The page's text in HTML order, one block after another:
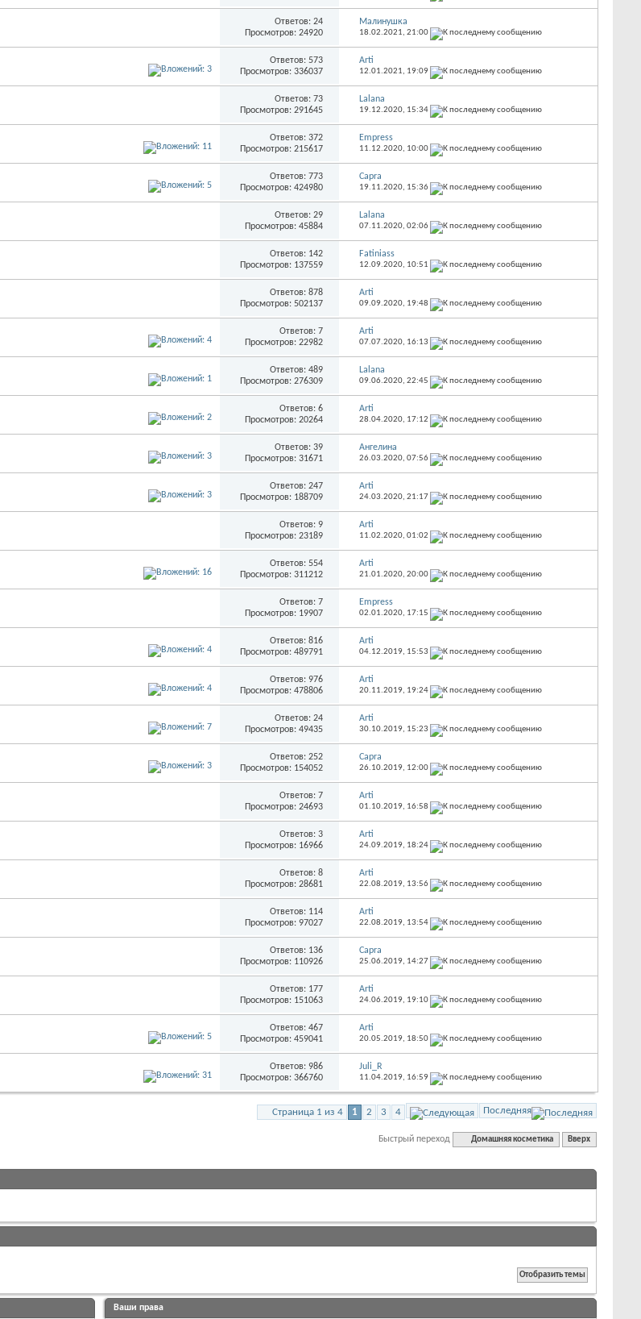
Ответов: 24
Просмотров: 24920
Малинушка
18.02.2021, 21:00
Ответов: 573
Просмотров: 336037
Arti
12.01.2021, 19:09
Ответов: 73
Просмотров: 291645
Lalana
19.12.2020, 15:34
Ответов: 372
Просмотров: 215617
Empress
11.12.2020, 10:00
Ответов: 773
Просмотров: 424980
Capra
19.11.2020, 15:36
Ответов: 29
Просмотров: 45884
Lalana
07.11.2020, 02:06
Ответов: 142
Просмотров: 137559
Fatiniass
12.09.2020, 10:51
Ответов: 878
Просмотров: 502137
Arti
09.09.2020, 19:48
Ответов: 7
Просмотров: 22982
Arti
07.07.2020, 16:13
Ответов: 489
Просмотров: 276309
Lalana
09.06.2020, 22:45
Ответов: 6
Просмотров: 20264
Arti
28.04.2020, 17:12
Ответов: 39
Просмотров: 31671
Ангелина
26.03.2020, 07:56
Ответов: 247
Просмотров: 188709
Arti
24.03.2020, 21:17
Ответов: 9
Просмотров: 23189
Arti
11.02.2020, 01:02
Ответов: 554
Просмотров: 311212
Arti
21.01.2020, 20:00
Ответов: 7
Просмотров: 19907
Empress
02.01.2020, 17:15
Ответов: 816
Просмотров: 489791
Arti
04.12.2019, 15:53
Ответов: 976
Просмотров: 478806
Arti
20.11.2019, 19:24
Ответов: 24
Просмотров: 49435
Arti
30.10.2019, 15:23
Ответов: 252
Просмотров: 154052
Capra
26.10.2019, 12:00
Ответов: 7
Просмотров: 24693
Arti
01.10.2019, 16:58
Ответов: 3
Просмотров: 16966
Arti
24.09.2019, 18:24
Ответов: 8
Просмотров: 28681
Arti
22.08.2019, 13:56
Ответов: 114
Просмотров: 97027
Arti
22.08.2019, 13:54
Ответов: 136
Просмотров: 110926
Capra
25.06.2019, 14:27
Ответов: 177
Просмотров: 151063
Arti
24.06.2019, 19:10
Ответов: 467
Просмотров: 459041
Arti
20.05.2019, 18:50
Ответов: 986
Просмотров: 366760
Juli_R
11.04.2019, 16:59
Страница 1 из 4 1 2 3 4 Последняя
Быстрый переход Домашняя косметика Вверх
Ваши права